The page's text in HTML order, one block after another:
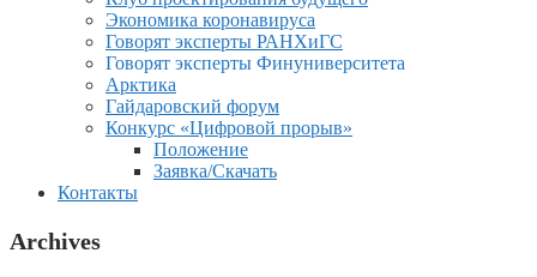
Экономика коронавируса
Говорят эксперты РАНХиГС
Говорят эксперты Финуниверситета
Арктика
Гайдаровский форум
Конкурс «Цифровой прорыв»
Положение
Заявка/Скачать
Контакты
Archives